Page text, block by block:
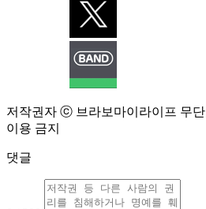
저작권자 ⓒ 브라보마이라이프 무
이용 금지
댓글